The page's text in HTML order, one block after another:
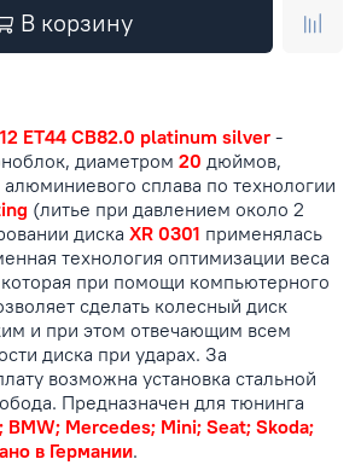
В корзину
ET44 CB82.0 platinum silver -
диаметром 20 дюймов,
сплава по технологии
(литье при давлением около 2
диска XR 0301 применялась
технология оптимизации веса
при помощи компьютерного
сделать колесный диск
и при этом отвечающим всем
диска при ударах. За
возможна установка стальной
Предназначен для тюнинга
BMW; Mercedes; Mini; Seat; Skoda;
в Германии.